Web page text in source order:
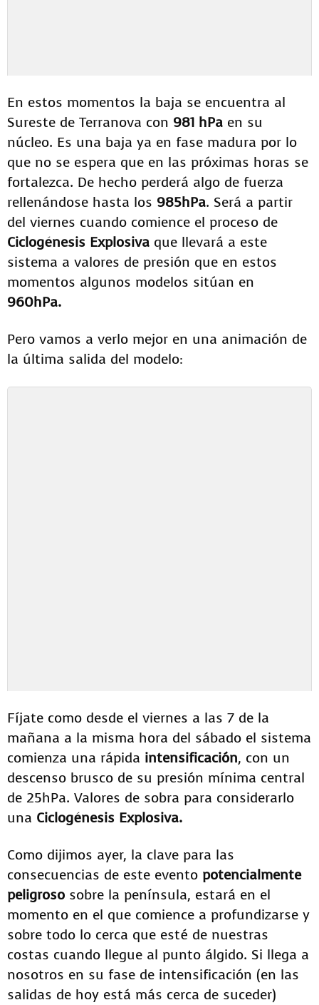
En estos momentos la baja se encuentra al
Sureste de Terranova con 981 hPa en su
núcleo. Es una baja ya en fase madura por lo
que no se espera que en las próximas horas se
fortalezca. De hecho perderá algo de fuerza
rellenándose hasta los 985hPa. Será a partir
del viernes cuando comience el proceso de
Ciclogénesis Explosiva que llevará a este
sistema a valores de presión que en estos
momentos algunos modelos sitúan en
960hPa.
Pero vamos a verlo mejor en una animación de
la última salida del modelo:
Fíjate como desde el viernes a las 7 de la
mañana a la misma hora del sábado el sistema
comienza una rápida intensificación, con un
descenso brusco de su presión mínima central
de 25hPa. Valores de sobra para considerarlo
una Ciclogénesis Explosiva.
Como dijimos ayer, la clave para las
consecuencias de este evento potencialmente
peligroso sobre la península, estará en el
momento en el que comience a profundizarse y
sobre todo lo cerca que esté de nuestras
costas cuando llegue al punto álgido. Si llega a
nosotros en su fase de intensificación (en las
salidas de hoy está más cerca de suceder)